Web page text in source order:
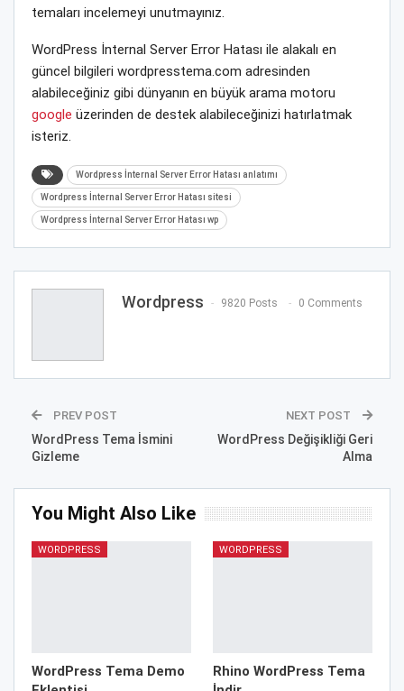
temaları incelemeyi unutmayınız.
WordPress İnternal Server Error Hatası ile alakalı en
güncel bilgileri wordpresstema.com adresinden
alabileceğiniz gibi dünyanın en büyük arama motoru
google üzerinden de destek alabileceğinizi hatırlatmak
isteriz.
Wordpress İnternal Server Error Hatası anlatımı
Wordpress İnternal Server Error Hatası sitesi
Wordpress İnternal Server Error Hatası wp
Wordpress 9820 Posts 0 Comments
PREV POST
WordPress Tema İsmini
Gizleme
NEXT POST
WordPress Değişikliği Geri
Alma
You Might Also Like
WORDPRESS
WordPress Tema Demo
WORDPRESS
Rhino WordPress Tema